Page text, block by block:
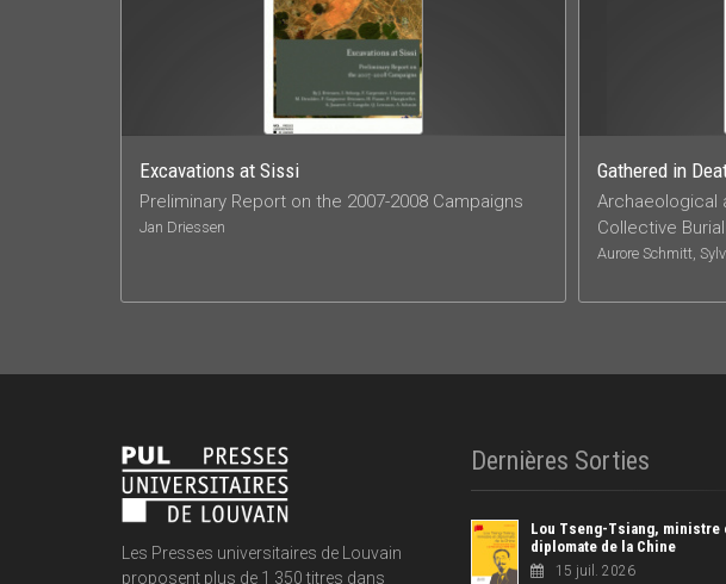
Excavations at Sissi
Preliminary Report on the 2007-2008 Campaigns
Jan Driessen
Gathered in
Archaeological
Collective
Aurore Schmitt,
Les Presses universitaires de Louvain
proposent plus de 1 350 titres dans
Dernières Sorties
Lou Tseng-Tsiang, ministre
diplomate de la Chine
15 juil. 2026